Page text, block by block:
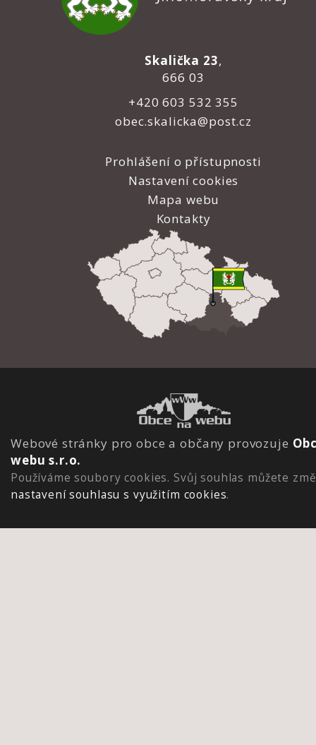
Skalička 23,
666 03
+420 603 532 355
obec.skalicka@post.cz
Prohlášení o přístupnosti
Nastavení cookies
Mapa webu
Kontakty
Webové stránky pro obce a občany provozuje
webu s.r.o.
Používáme soubory cookies. Svůj souhlas můžete
nastavení souhlasu s využitím cookies.